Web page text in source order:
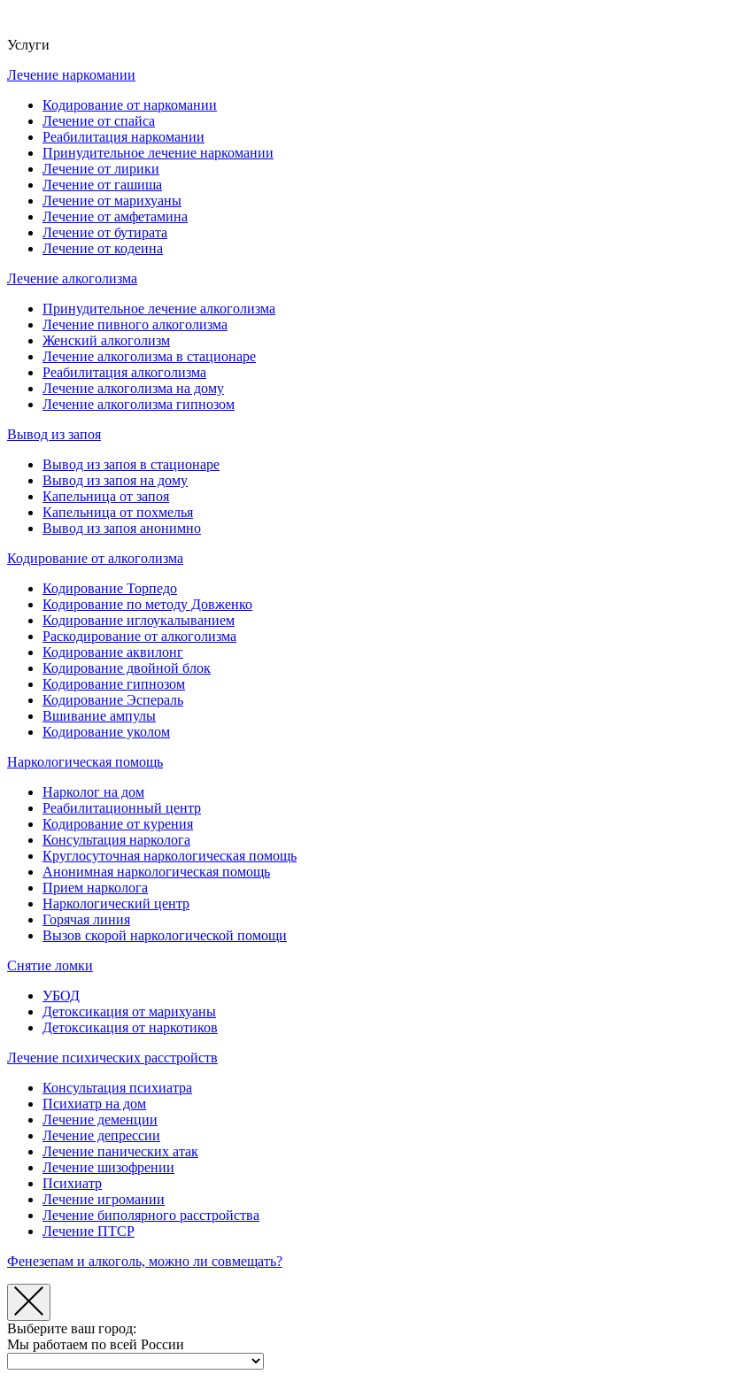
Услуги
Лечение наркомании
Кодирование от наркомании
Лечение от спайса
Реабилитация наркомании
Принудительное лечение наркомании
Лечение от лирики
Лечение от гашиша
Лечение от марихуаны
Лечение от амфетамина
Лечение от бутирата
Лечение от кодеина
Лечение алкоголизма
Принудительное лечение алкоголизма
Лечение пивного алкоголизма
Женский алкоголизм
Лечение алкоголизма в стационаре
Реабилитация алкоголизма
Лечение алкоголизма на дому
Лечение алкоголизма гипнозом
Вывод из запоя
Вывод из запоя в стационаре
Вывод из запоя на дому
Капельница от запоя
Капельница от похмелья
Вывод из запоя анонимно
Кодирование от алкоголизма
Кодирование Торпедо
Кодирование по методу Довженко
Кодирование иглоукалыванием
Раскодирование от алкоголизма
Кодирование аквилонг
Кодирование двойной блок
Кодирование гипнозом
Кодирование Эспераль
Вшивание ампулы
Кодирование уколом
Наркологическая помощь
Нарколог на дом
Реабилитационный центр
Кодирование от курения
Консультация нарколога
Круглосуточная наркологическая помощь
Анонимная наркологическая помощь
Прием нарколога
Наркологический центр
Горячая линия
Вызов скорой наркологической помощи
Снятие ломки
УБОД
Детоксикация от марихуаны
Детоксикация от наркотиков
Лечение психических расстройств
Консультация психиатра
Психиатр на дом
Лечение деменции
Лечение депрессии
Лечение панических атак
Лечение шизофрении
Психиатр
Лечение игромании
Лечение биполярного расстройства
Лечение ПТСР
Фенезепам и алкоголь, можно ли совмещать?
Выберите ваш город:
Мы работаем по всей России